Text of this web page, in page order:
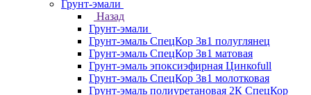
Грунт-эмали
Назад
Грунт-эмали
Грунт-эмаль СпецКор 3в1 полуглянец
Грунт-эмаль СпецКор 3в1 матовая
Грунт-эмаль эпоксиэфирная Цинкоfull
Грунт-эмаль СпецКор 3в1 молотковая
Грунт-эмаль полиуретановая 2К СпецКор